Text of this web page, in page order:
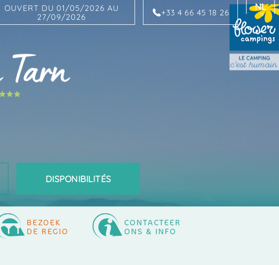
OUVERT DU 01/05/2026 AU
27/09/2026
+33 4 66 45 18 26
FR
EN
NL
DE
BEZOEK
DE REGIO
CONTACTEER
ONS & INFO